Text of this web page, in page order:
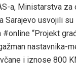
a, Ministarstva za
usvojili
“Projekt
nastavnika-
i iznose 800